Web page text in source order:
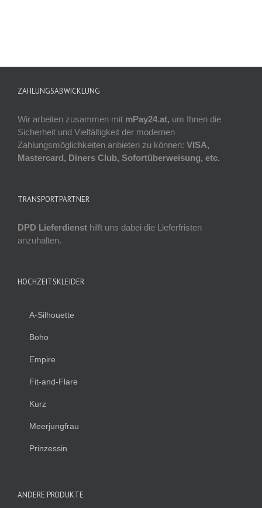
ZAHLUNGSABWICKLUNG
Wir arbeiten zusammen mit mPay24.at, um Ihnen die
Sicherheit und Vielfältigkeit der modernen
Zahlungsmöglichkeiten anbieten zu können: VISA,
Mastercard, Diners Club, Sofortüberweisung, etc.
TRANSPORTPARTNER
DPD Lieferdienst hilft uns dabei die Lieferfristen
anzuhalten.
HOCHZEITSKLEIDER
A-Silhouette
Boho
Empire
Fit-and-Flare
Kurz
Meerjungfrau
Prinzessin
ANDERE PRODUKTE